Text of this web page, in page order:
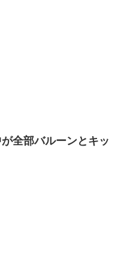
全部バルーンとキッ